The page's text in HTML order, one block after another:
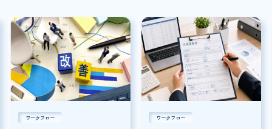
ワークフロー ワークフロー